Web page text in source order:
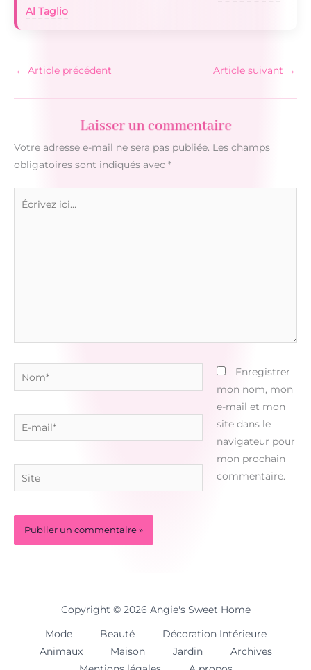
Al Taglio
← Article précédent Article suivant →
Laisser un commentaire
Votre adresse e-mail ne sera pas publiée. Les champs
obligatoires sont indiqués avec *
Nom*
E-
mail*
Site
Enregistrer
mon nom, mon
e-mail et mon
site dans le
navigateur pour
mon prochain
commentaire.
Copyright © 2026 Angie's Sweet Home
Mode Beauté
Décoration Intérieure
Animaux
Maison Jardin
Archives